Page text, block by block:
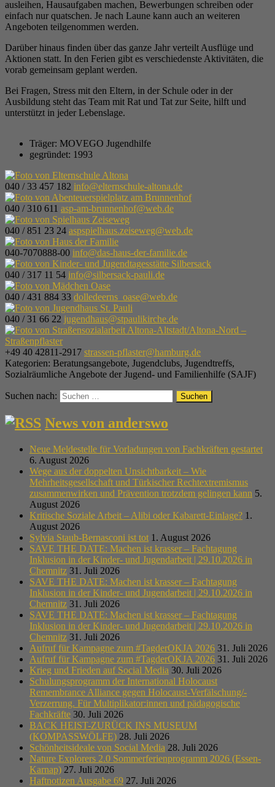
ausleihen, Hausaufgaben machen, Bewerbungen schreiben oder
einfach nur quatschen. Je nach Laune kann auch an weiteren
Angeboten teilgenommen werden.
Darüber hinaus finden über das ganze Jahr verteilt Ausflüge und
Aktionen statt. In den Ferien gibt es verschiedenste Aktivitäten, die
vorab gemeinsam geplant werden.
Bei Fragen, Stress mit den Eltern, in der Schule oder in der
Ausbildung steht das Team mit Rat und Tat zur Seite, hilft und
unterstützt in jeder Lebenslage.
Träger: MOVEGO Jugendhilfe
gegründet: 1993
040 / 33 457 182 info@elternschule-altona.de
040 / 310 611 asp-am-brunnenhof@web.de
040 / 851 23 24 aspspielhaus.zeiseweg@web.de
040-7070888-00 info@das-haus-der-familie.de
040 / 317 11 54 info@silbersack-pauli.de
040 / 431 884 33 dolledeerns_oase@web.de
040 / 31 66 22 jugendhaus@stpaulikirche.de
+49 40 42811-2917 strassen-pflaster@hamburg.de
Kategorien: Beratungsangebote, Jugendclubs, Jugendtreffs,
Sozialräumliche Angebote der Jugend- und Familienhilfe (SAJF)
Suchen nach:
News von anderswo
Neue Meldestelle für Vorladungen von Fachkräften gestartet
6. August 2026
Wege aus der doppelten Unsichtbarkeit – Wie
Mehrheitsgesellschaft und Türkischer Rechtextremismus
zusammenwirken und Prävention trotzdem gelingen kann 5.
August 2026
Kritische Soziale Arbeit – Alibi oder Kabarett-Einlage? 1.
August 2026
Sylvia Staub-Bernasconi ist tot 1. August 2026
SAVE THE DATE: Machen ist krasser – Fachtagung
Inklusion in der Kinder- und Jugendarbeit | 29.10.2026 in
Chemnitz 31. Juli 2026
SAVE THE DATE: Machen ist krasser – Fachtagung
Inklusion in der Kinder- und Jugendarbeit | 29.10.2026 in
Chemnitz 31. Juli 2026
SAVE THE DATE: Machen ist krasser – Fachtagung
Inklusion in der Kinder- und Jugendarbeit | 29.10.2026 in
Chemnitz 31. Juli 2026
Aufruf für Kampagne zum #TagderOKJA 2026 31. Juli 2026
Aufruf für Kampagne zum #TagderOKJA 2026 31. Juli 2026
Krieg und Frieden auf Social Media 30. Juli 2026
Schulungsprogramm der International Holocaust
Remembrance Alliance gegen Holocaust-Verfälschung/-
Verzerrung. Für Multiplikator:innen und pädagogische
Fachkräfte 30. Juli 2026
BACK HEIST-ZURÜCK INS MUSEUM
(KOMPASSWÖLFE) 28. Juli 2026
Schönheitsideale von Social Media 28. Juli 2026
Nature Explorers 2.0 Sommerferienprogramm 2026 (Essen-
Karnap) 27. Juli 2026
Haftnotizen Ausgabe 69 27. Juli 2026